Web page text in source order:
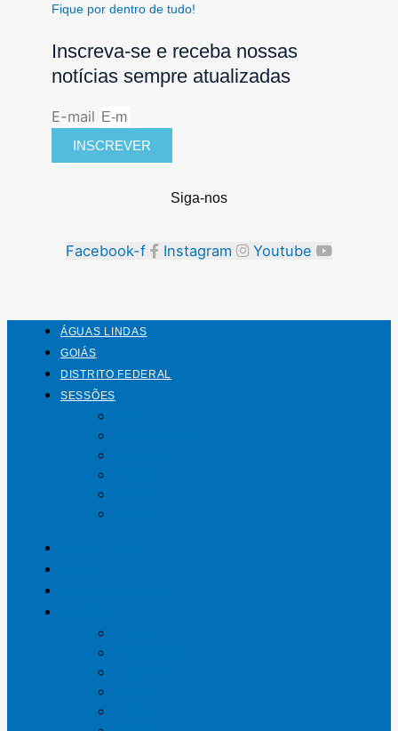
Fique por dentro de tudo!
Inscreva-se e receba nossas
notícias sempre atualizadas
E-mail
INSCREVER
Siga-nos
Facebook-f Instagram Youtube
ÁGUAS LINDAS
GOIÁS
DISTRITO FEDERAL
SESSÕES